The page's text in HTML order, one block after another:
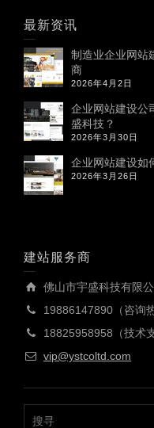
最新资讯
制造业企业网站
商
2026年4月2日
企业网站建设公
盛科技？
2026年3月30日
企业网站建设如
2026年3月26日
建站服务商
佛山市宇盛科技有限公
19886147890（咨询热
18825958958（技术支
vip@ystcoltd.com